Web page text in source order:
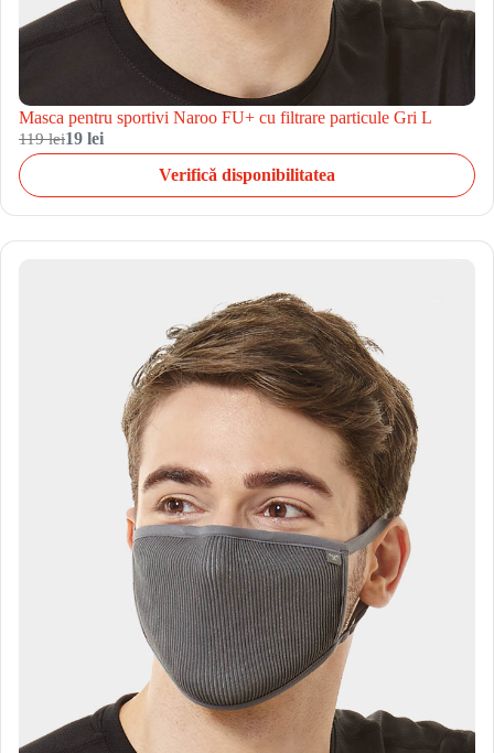
Masca pentru sportivi Naroo FU+ cu filtrare particule Gri L
119 lei19 lei
Verifică disponibilitatea